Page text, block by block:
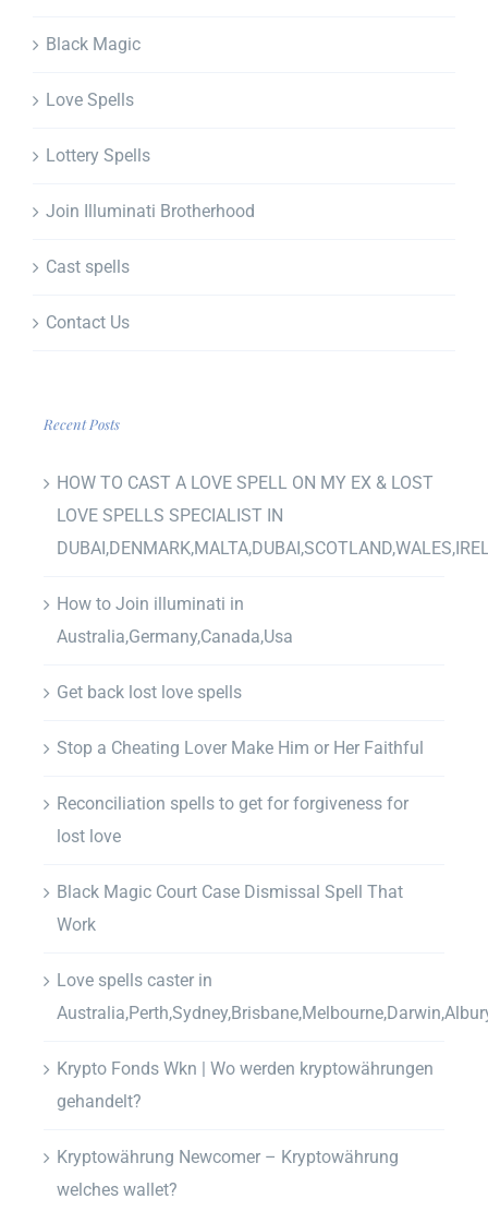
Black Magic
Love Spells
Lottery Spells
Join Illuminati Brotherhood
Cast spells
Contact Us
Recent Posts
HOW TO CAST A LOVE SPELL ON MY EX & LOST
LOVE SPELLS SPECIALIST IN
How to Join illuminati in
Australia,Germany,Canada,Usa
Get back lost love spells
Stop a Cheating Lover Make Him or Her Faithful
Reconciliation spells to get for forgiveness for
lost love
Black Magic Court Case Dismissal Spell That
Work
Love spells caster in
Krypto Fonds Wkn | Wo werden kryptowährungen
gehandelt?
Kryptowährung Newcomer – Kryptowährung
welches wallet?